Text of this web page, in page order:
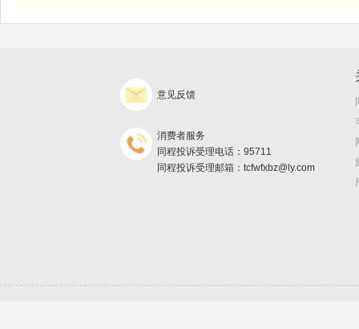
意见反馈
消费者服务
同程投诉受理电话：95711
同程投诉受理邮箱：tcfwfxbz@ly.com